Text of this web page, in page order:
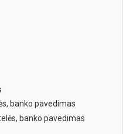
banko pavedimas